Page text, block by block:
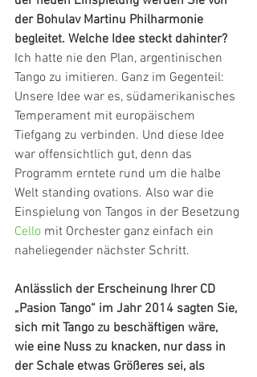
der Bohulav Martinu Philharmonie
begleitet. Welche Idee steckt dahinter?
Ich hatte nie den Plan, argentinischen
Tango zu imitieren. Ganz im Gegenteil:
Unsere Idee war es, südamerikanisches
Temperament mit europäischem
Tiefgang zu verbinden. Und diese Idee
war offensichtlich gut, denn das
Programm erntete rund um die halbe
Welt standing ovations. Also war die
Einspielung von Tangos in der Besetzung
Cello mit Orchester ganz einfach ein
naheliegender nächster Schritt.
Anlässlich der Erscheinung Ihrer CD
„Pasion Tango“ im Jahr 2014 sagten Sie,
sich mit Tango zu beschäftigen wäre,
wie eine Nuss zu knacken, nur dass in
der Schale etwas Größeres sei, als